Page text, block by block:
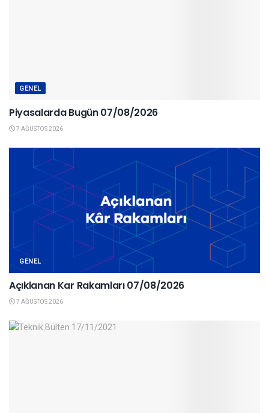
GENEL
Piyasalarda Bugün 07/08/2026
7 AĞUSTOS 2026
GENEL
Açıklanan Kar Rakamları 07/08/2026
7 AĞUSTOS 2026